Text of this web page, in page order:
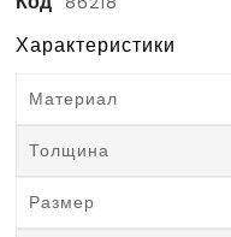
Характеристики
Материал
Толщина
Размер